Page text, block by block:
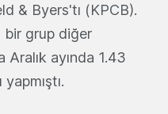
& Byers'tı (KPCB).
bir grup diğer
Aralık ayında 1.43